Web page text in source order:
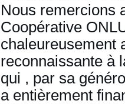
Nous remercions
Coopérative
chaleureusement
reconnaissante à
qui , par sa
a entièrement